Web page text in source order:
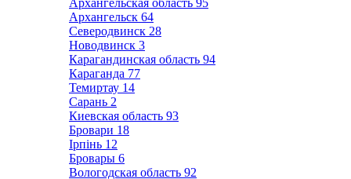
Архангельская область 95
Архангельск 64
Северодвинск 28
Новодвинск 3
Карагандинская область 94
Караганда 77
Темиртау 14
Сарань 2
Киевская область 93
Бровари 18
Ірпінь 12
Бровары 6
Вологодская область 92